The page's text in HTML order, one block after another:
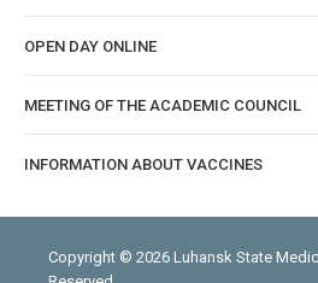
OPEN DAY ONLINE
MEETING OF THE ACADEMIC COUNCIL
INFORMATION ABOUT VACCINES
Copyright © 2026 Luhansk State